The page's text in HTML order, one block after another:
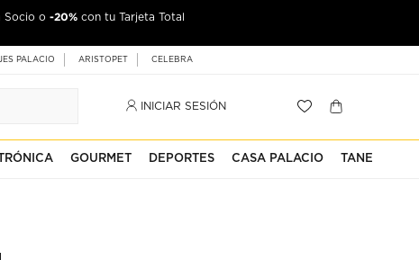
Socio o -20% con tu Tarjeta Total
PALACIO ARISTOPET CELEBRA
INICIAR SESIÓN
GOURMET DEPORTES CASA PALACIO TANE